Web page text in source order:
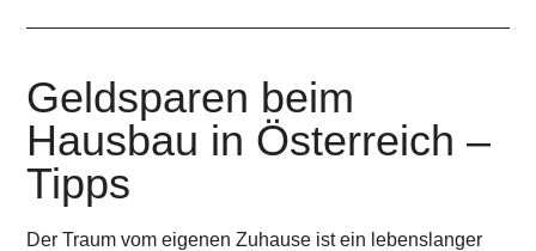
Geldsparen beim
Hausbau in Österreich –
Tipps
Der Traum vom eigenen Zuhause ist ein lebenslanger